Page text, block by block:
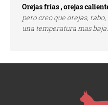
Orejas frías , orejas
pero creo que orejas,
una temperatura mas